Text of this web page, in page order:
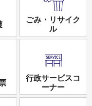
ごみ・リサイク
ル
行政サービスコ
ーナー